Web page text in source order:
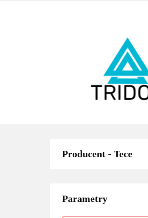
Producent - Tece
Parametry